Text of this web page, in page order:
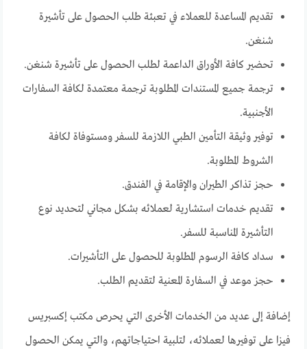
تقديم المساعدة للعملاء في تعبئة طلب الحصول على تأشيرة
شنغن.
تحضير كافة الأوراق الداعمة لطلب الحصول على تأشيرة شنغن.
ترجمة جميع المستندات المطلوبة ترجمة معتمدة لكافة السفارات
الأجنبية.
توفير وثيقة التأمين الطبي اللازمة للسفر ومستوفاة لكافة
الشروط المطلوبة.
حجز تذاكر الطيران والإقامة في الفندق.
تقديم خدمات استشارية لعملائه بشكل مجاني لتحديد نوع
التأشيرة المناسبة للسفر.
سداد كافة الرسوم المطلوبة للحصول على التأشيرات.
حجز موعد في السفارة المعنية لتقديم الطلب.
إضافة إلى عديد من الخدمات الأخرى التي يحرص مكتب إكسبريس
فيزا على توفيرها لعملائه، لتلبية احتياجاتهم، والتي يمكن الحصول